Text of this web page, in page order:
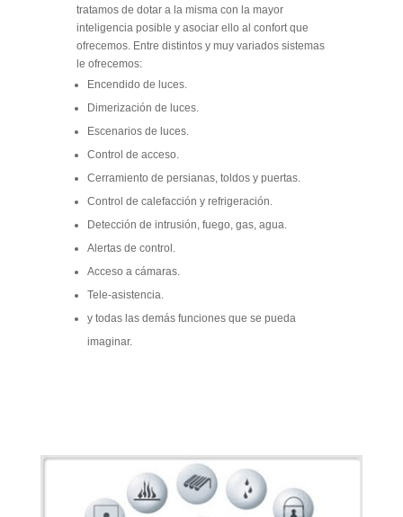
tratamos de dotar a la misma con la mayor
inteligencia posible y asociar ello al confort que
ofrecemos. Entre distintos y muy variados sistemas
le ofrecemos:
Encendido de luces.
Dimerización de luces.
Escenarios de luces.
Control de acceso.
Cerramiento de persianas, toldos y puertas.
Control de calefacción y refrigeración.
Detección de intrusión, fuego, gas, agua.
Alertas de control.
Acceso a cámaras.
Tele-asistencia.
y todas las demás funciones que se pueda
imaginar.